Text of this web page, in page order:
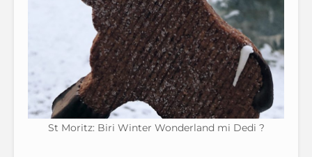
St Moritz: Biri Winter Wonderland mi Dedi ?